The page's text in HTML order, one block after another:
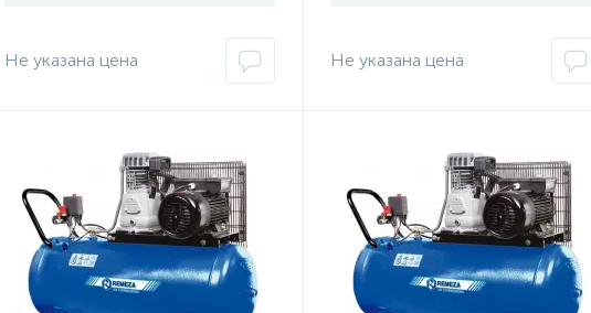
Не указана цена Не указана цена